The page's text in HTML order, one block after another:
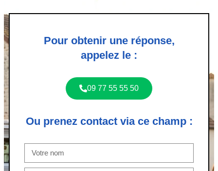
Pour obtenir une réponse,
appelez le :
09 77 55 55 50
Ou prenez contact via ce champ :